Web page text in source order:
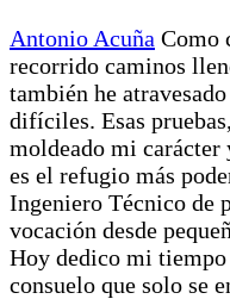
Antonio Acuña Como
recorrido caminos
también he
difíciles. Esas
moldeado mi carácter
es el refugio más
Ingeniero Técnico de
vocación desde
Hoy dedico mi
consuelo que solo se